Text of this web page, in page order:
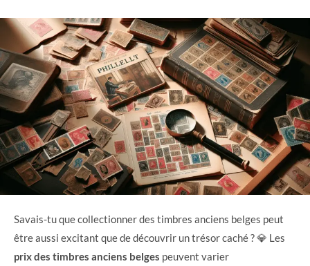
Savais-tu que collectionner des timbres anciens belges peut
être aussi excitant que de découvrir un trésor caché ? 💎 Les
prix des timbres anciens belges peuvent varier